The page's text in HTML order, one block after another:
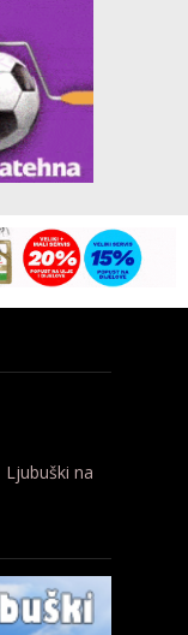
na